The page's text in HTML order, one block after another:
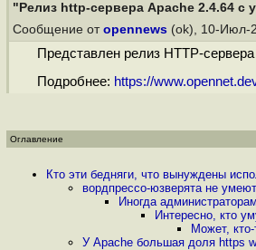
"Релиз http-сервера Apache 2.4.64 с
Сообщение от opennews (ok), 10-Июл-
Представлен релиз HTTP-
Подробнее: https://
Оглавление
Кто эти бедняги, что вынуждены
вордпрессо-юзверята не
Иногда
Интересно, кто
Может,
У Apache большая доля https